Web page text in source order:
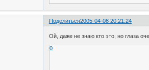
Поделиться2005-04-08 20:21:24
Ой, даже не знаю кто это, но глаза
0